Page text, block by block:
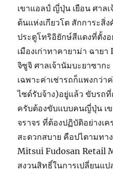
เขาแอลป์ ญี่ปุ่น เยือน ศาล
ต้นแห่งเกียวโต สักการะสิ่
ประตูโทริอิยักษ์สีแดงที่ตั้ง
เมืองเก่าทาคายาม่า ฉา
จิซูจิ ศาลเจ้านัมบะยาซาก
เฉพาะค่าเช่ารถก็แพงกว่
ไซด์รับจ้าง)อยู่แล้ว ขับรถ
ครับต้องขับแบบคนญี่ปุ่น เข
จราจร ที่ต้องปฏิบัติอย่างเ
สะดวกสบาย คือปไตามทา
Mitsui Fudosan Retail
สงวนสิทธิ์ในการเปลี่ยนแป